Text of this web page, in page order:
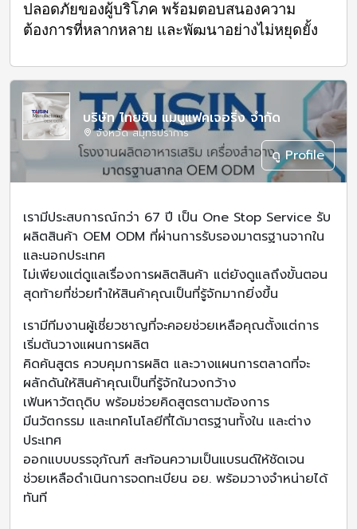
ปลอดภัยของผู้บริโภค พร้อมตอบสนองความ
ต้องการที่หลากหลาย และพัฒนาอย่างไม่หยุดยั้ง
บริษัท ไทยซิน แมนูแฟคเจอริ่ง จำกัด
จังหวัด สมุทรปราการ
ดู Profile
เรามีประสบการณ์กว่า 67 ปี เป็น One Stop Service รับ
ผลิตสินค้า OEM ODM ที่ผ่านการรับรองมาตรฐานจากใน
และนอกประเทศ
ไม่เพียงแต่ดูแลเรื่องการผลิตสินค้า แต่ยังดูแลถึงขั้นตอน
สุดท้ายที่ช่วยทำให้สินค้าคุณเป็นที่รู้จักมากยิ่งขึ้น
เรามีทีมงานผู้เชี่ยวชาญที่จะคอยช่วยเหลือคุณตั้งแต่การ
เริ่มต้นวางแผนการผลิต
คิดค้นสูตร ควบคุมการผลิต และวางแผนการตลาดที่จะ
ผลักดันให้สินค้าคุณเป็นที่รู้จักในวงกว้าง
เฟ้นหาวัตถุดิบ พร้อมช่วยคิดสูตรตามต้องการ
มีนวัตกรรม และเทคโนโลยีที่ได้มาตรฐานทั้งใน และต่าง
ประเทศ
ออกแบบบรรจุภัณฑ์ สะท้อนความเป็นแบรนด์ให้ชัดเจน
ช่วยเหลือดำเนินการจดทะเบียน อย. พร้อมวางจำหน่ายได้
ทันที